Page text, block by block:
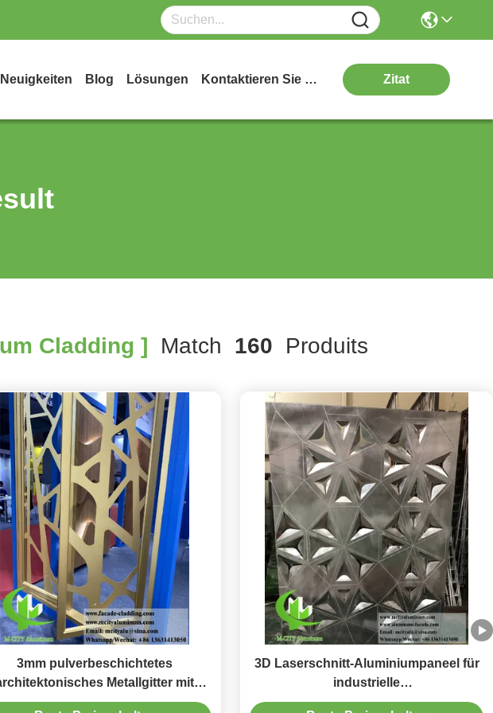
Neuigkeiten Blog Lösungen Kontaktieren Sie Uns Zitat
Cladding ] Match 160 Produits
3mm pulverbeschichtetes
Metallgitter mit
Laserschnittmustern in
3D Laserschnitt-Aluminiumpaneel für
industrielle
Wandfassadenverkleidungen und